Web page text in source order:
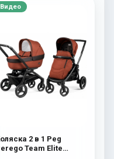
Видео
2 в 1 Peg
Team Elite